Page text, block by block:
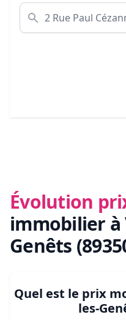
Évolution
immobilier
Genêts
Quel est le prix
les-